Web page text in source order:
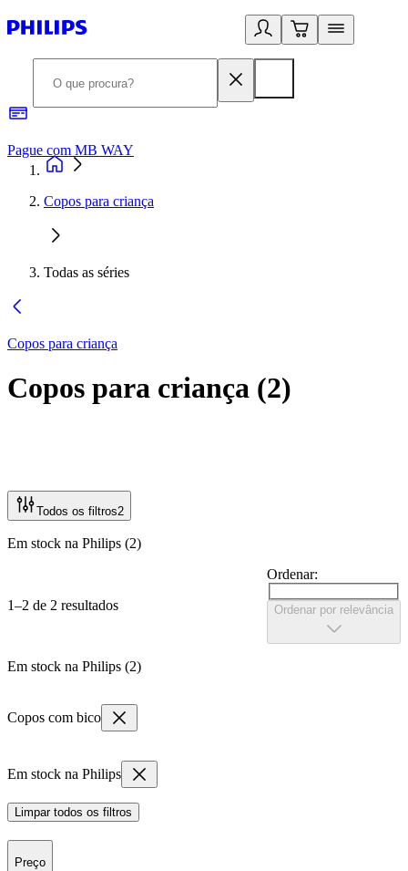
Pague com MB WAY
Copos para criança
Todas as séries
Copos para criança
Copos para criança (2)
Todos os filtros2
Em stock na Philips (2)
1–2 de 2 resultados
Ordenar:
Ordenar por relevância
Em stock na Philips (2)
Copos com bico
Em stock na Philips
Limpar todos os filtros
Preço